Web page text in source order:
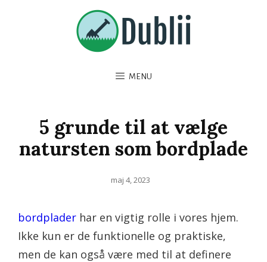
MENU
5 grunde til at vælge
natursten som bordplade
Posted
maj 4, 2023
bordplader har en vigtig rolle i vores hjem.
Ikke kun er de funktionelle og praktiske,
men de kan også være med til at definere